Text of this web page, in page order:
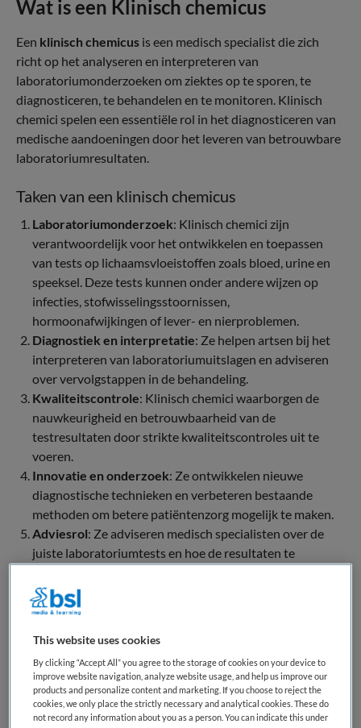
Wat is een Klinisch chemicus
Een klinisch chemicus is een medisch specialist die zich
richt op het analyseren en interpreteren van
laboratoriumonderzoeken om ziektes op te sporen, te
diagnosticeren, te behandelen en te monitoren. Klinisch
chemici spelen een essentiële rol in het diagnosticeren van
medische aandoeningen door het leveren van betrouwbare
laboratoriumresultaten.
Taken van een klinisch chemicus
Laboratoriumonderzoek: Klinisch chemici zijn
verantwoordelijk voor het ontwikkelen en toepassen
van tests op lichaamsvloeistoffen zoals bloed, urine en
speeksel. Deze tests kunnen onder andere wijzen op
infecties, stofwisselingsstoornissen,
hormoonafwijkingen of lever- en nierproblemen.
Diagnostiek en interpretatie: Ze helpen artsen bij het
interpreteren van laboratoriumuitslagen en adviseren
over vervolgstappen in de behandeling.
Kwaliteitscontrole: Klinisch chemici waarborgen de
nauwkeurigheid en betrouwbaarheid van de
testresultaten door strikte kwaliteitscontroles uit te
voeren.
Innovatie en onderzoek: Ze ontwikkelen nieuwe
diagnostische technieken en verbeteren bestaande
methoden om betere patiëntenzorg mogelijk te maken.
Adviesrol: Ze adviseren medisch specialisten over de
juiste laboratoriumtests en hoe de resultaten te
behandelingen.
Klinisch chemici werken meestal in ziekenhuizen,
diagnostische laboratoria of onderzoeksinstellingen. Ze
hebben een nauwe samenwerking met andere medisch
specialisten, zoals internisten, microbiologen en
This website uses cookies
By clicking “Accept All” you agree to the storage of cookies on your device to
improve website navigation, analyze website usage, and help us improve our
products and personalize content and marketing. If you choose to reject the
cookies, we only place the strictly necessary and analytical cookies. These do
not record any information about you as a person. You can indicate this under